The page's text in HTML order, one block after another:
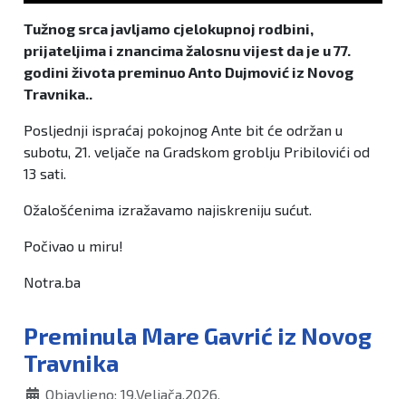
Tužnog srca javljamo cjelokupnoj rodbini,
prijateljima i znancima žalosnu vijest da je u 77.
godini života preminuo Anto Dujmović iz Novog
Travnika..
Posljednji ispraćaj pokojnog Ante bit će održan u
subotu, 21. veljače na Gradskom groblju Pribilovići od
13 sati.
Ožalošćenima izražavamo najiskreniju sućut.
Počivao u miru!
Notra.ba
Preminula Mare Gavrić iz Novog
Travnika
Objavljeno: 19.Veljača.2026.